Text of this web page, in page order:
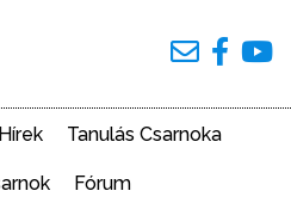
Hírek Tanulás Csarnoka
Fórum